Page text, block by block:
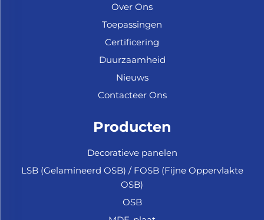
Over Ons
Toepassingen
Certificering
Duurzaamheid
Nieuws
Contacteer Ons
Producten
Decoratieve panelen
LSB (Gelamineerd OSB) / FOSB (Fijne Oppervlakte
OSB)
OSB